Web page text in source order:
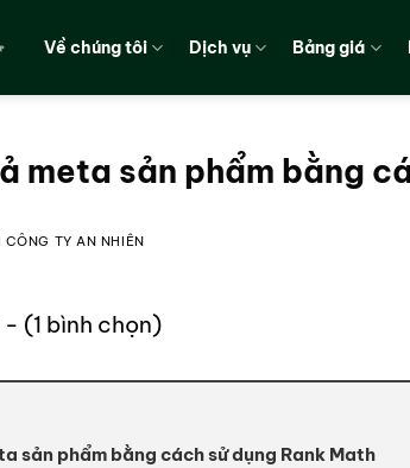
Về chúng tôi Dịch vụ Bảng giá
meta sản phẩm bằng
CÔNG TY AN NHIÊN
(1 bình chọn)
sản phẩm bằng cách sử dụng Rank Math